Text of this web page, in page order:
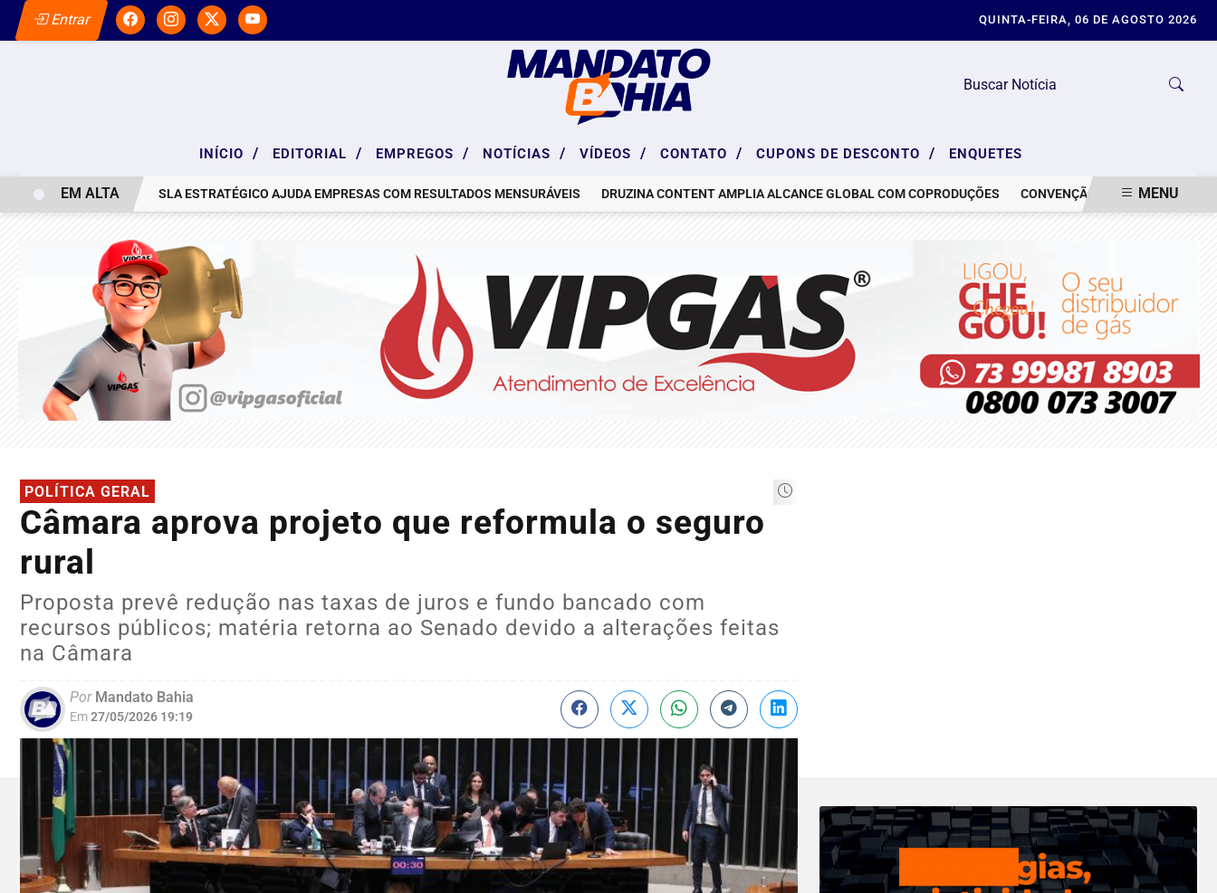
Entrar QUINTA-FEIRA, 06 DE AGOSTO 2026
INÍCIO / EDITORIAL / EMPREGOS / NOTÍCIAS / VÍDEOS / CONTATO / CUPONS DE DESCONTO / ENQUETES
DE PESAR SLA ESTRATÉGICO AJUDA EMPRESAS COM RESULTADOS MENSURÁVEIS DRUZINA CONTENT AMPLIA ALCANCE GLOBAL COM COPRODUÇÕES CONVENÇÃO DO PL E CRISE DE
EM ALTA MENU
POLÍTICA GERAL
Câmara aprova projeto que reformula o seguro
rural
Proposta prevê redução nas taxas de juros e fundo bancado com
recursos públicos; matéria retorna ao Senado devido a alterações feitas
na Câmara
PorMandato Bahia
Em27/05/2026 19:19